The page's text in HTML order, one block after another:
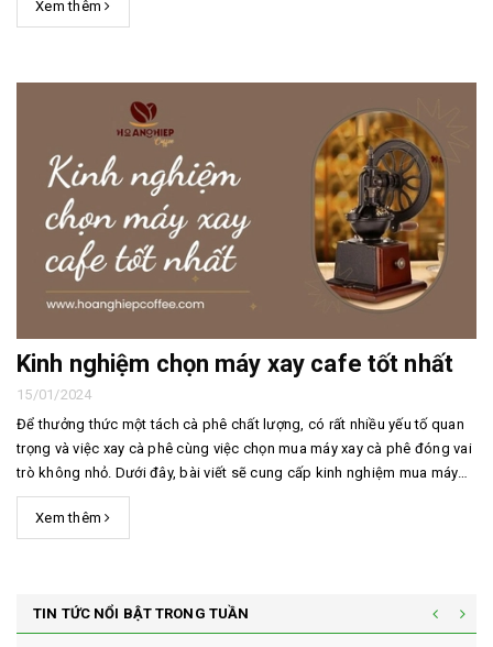
nay Hoàng Hiệp Coffee sẽ bật ...
Xem thêm
Kinh nghiệm chọn máy xay cafe tốt nhất
15/01/2024
Để thưởng thức một tách cà phê chất lượng, có rất nhiều yếu tố quan
trọng và việc xay cà phê cùng việc chọn mua máy xay cà phê đóng vai
trò không nhỏ. Dưới đây, bài viết sẽ cung cấp kinh nghiệm mua máy
xay cafe tốt nhất phù hợp với nhu cầu sử dụng của từng người. Chọn
máy xay cafe theo loại máy&n...
Xem thêm
TIN TỨC NỔI BẬT TRONG TUẦN